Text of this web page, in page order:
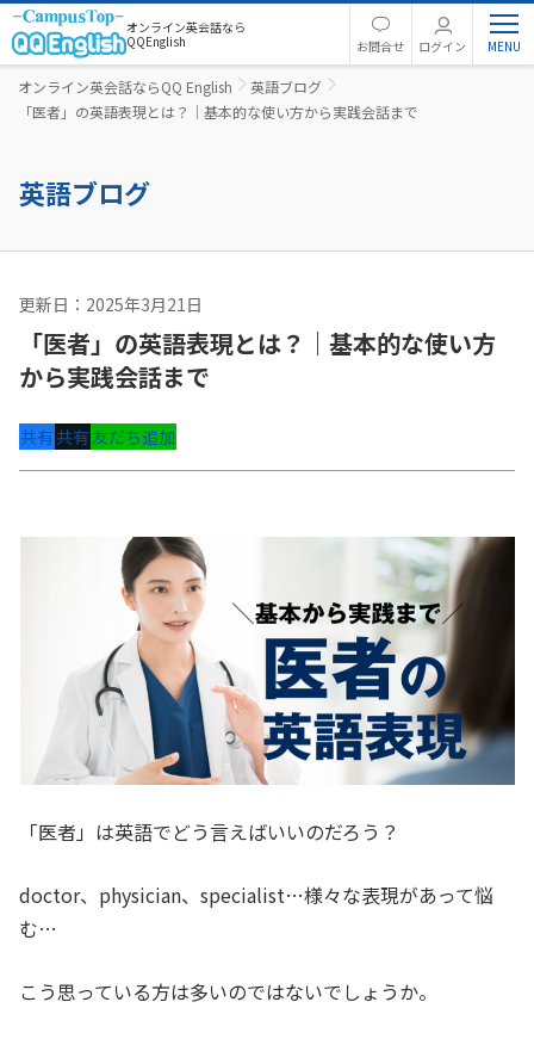
オンライン英会話なら
QQEnglish
お問合せ ログイン
オンライン英会話ならQQ English
英語ブログ
「医者」の英語表現とは？｜基本的な使い方から実践会話まで
英語ブログ
更新日：2025年3月21日
「医者」の英語表現とは？｜基本的な使い方
から実践会話まで
共有共有友だち追加
「医者」は英語でどう言えばいいのだろう？
doctor、physician、specialist…様々な表現があって悩
む…
こう思っている方は多いのではないでしょうか。